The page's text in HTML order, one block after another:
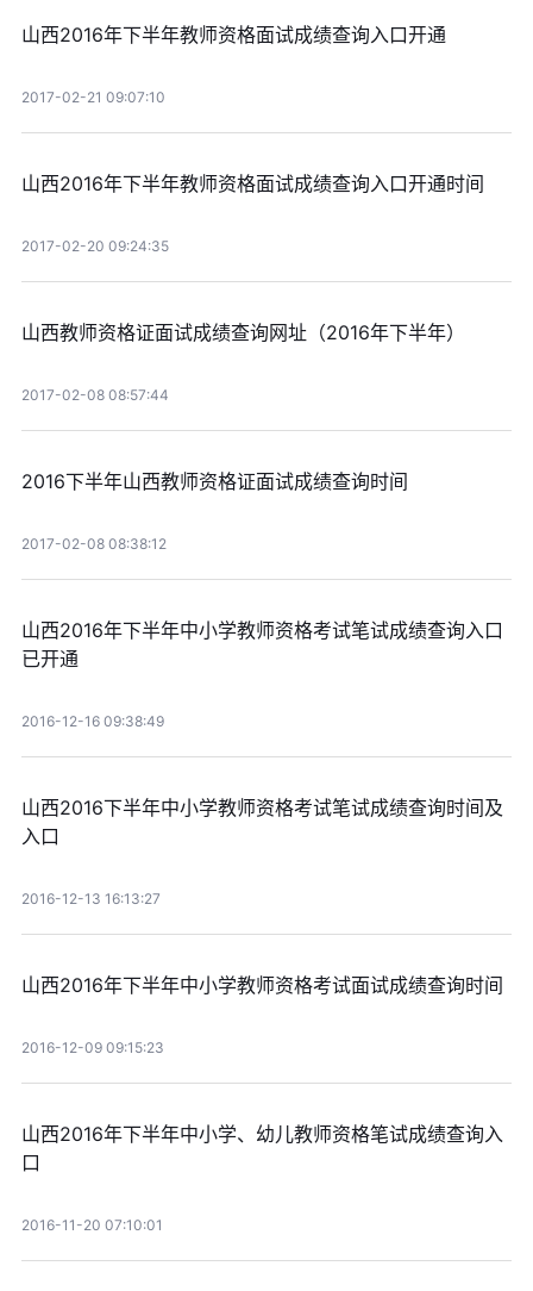
山西2016年下半年教师资格面试成绩查询入口开通
2017-02-21 09:07:10
山西2016年下半年教师资格面试成绩查询入口开通时间
2017-02-20 09:24:35
山西教师资格证面试成绩查询网址（2016年下半年）
2017-02-08 08:57:44
2016下半年山西教师资格证面试成绩查询时间
2017-02-08 08:38:12
山西2016年下半年中小学教师资格考试笔试成绩查询入口
已开通
2016-12-16 09:38:49
山西2016下半年中小学教师资格考试笔试成绩查询时间及
入口
2016-12-13 16:13:27
山西2016年下半年中小学教师资格考试面试成绩查询时间
2016-12-09 09:15:23
山西2016年下半年中小学、幼儿教师资格笔试成绩查询入
口
2016-11-20 07:10:01